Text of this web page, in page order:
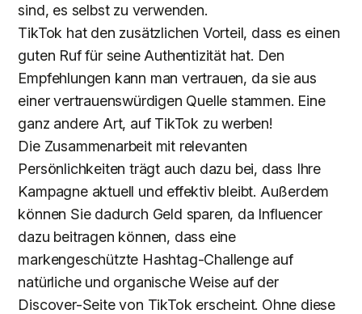
sind, es selbst zu verwenden.
TikTok hat den zusätzlichen Vorteil, dass es einen
guten Ruf für seine Authentizität hat. Den
Empfehlungen kann man vertrauen, da sie aus
einer vertrauenswürdigen Quelle stammen. Eine
ganz andere Art, auf TikTok zu werben!
Die Zusammenarbeit mit relevanten
Persönlichkeiten trägt auch dazu bei, dass Ihre
Kampagne aktuell und effektiv bleibt. Außerdem
können Sie dadurch Geld sparen, da Influencer
dazu beitragen können, dass eine
markengeschützte Hashtag-Challenge auf
natürliche und organische Weise auf der
Discover-Seite von TikTok erscheint. Ohne diese